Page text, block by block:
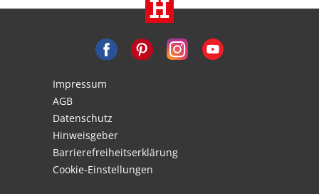
Impressum
AGB
Datenschutz
Hinweisgeber
Barrierefreiheitserklärung
Cookie-Einstellungen